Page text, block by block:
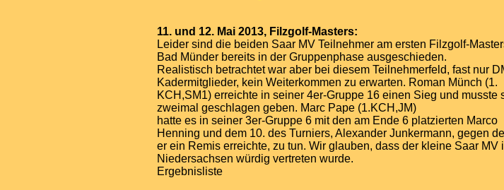
11. und 12. Mai 2013, Filzgolf-Masters:
Leider sind die beiden Saar MV Teilnehmer am ersten Filzgolf-
Bad Münder bereits in der Gruppenphase ausgeschieden.
Realistisch betrachtet war aber bei diesem Teilnehmerfeld, fast nur
Kadermitglieder, kein Weiterkommen zu erwarten. Roman Münch (1.
KCH,SM1) erreichte in seiner 4er-Gruppe 16 einen Sieg und musste
zweimal geschlagen geben. Marc Pape (1.KCH,JM)
hatte es in seiner 3er-Gruppe 6 mit den am Ende 6 platzierten Marco
Henning und dem 10. des Turniers, Alexander Junkermann, gegen
er ein Remis erreichte, zu tun. Wir glauben, dass der kleine Saar MV
Niedersachsen würdig vertreten wurde.
Ergebnisliste